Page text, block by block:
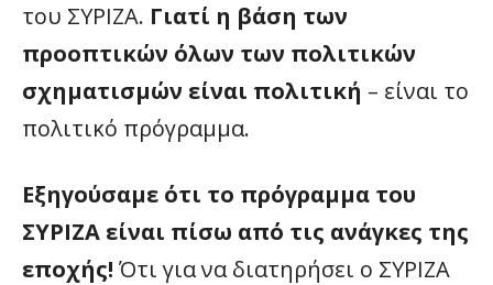
του ΣΥΡΙΖΑ. Γιατί η βάση των
προοπτικών όλων των πολιτικών
σχηματισμών είναι πολιτική – είναι το
πολιτικό πρόγραμμα.
Εξηγούσαμε ότι το πρόγραμμα του
ΣΥΡΙΖΑ είναι πίσω από τις ανάγκες της
εποχής! Ότι για να διατηρήσει ο ΣΥΡΙΖΑ